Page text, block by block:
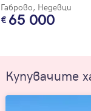
Габрово, Недевци
65 000
Купувачите